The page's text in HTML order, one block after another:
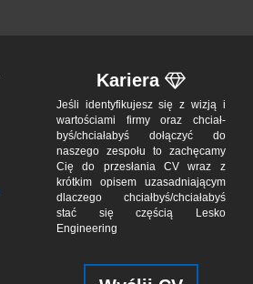
Kariera
Jeśli iden­tyfi­ku­jesz się z wizją i
war­to­ściami firmy oraz chciał­
byś/chciał­abyś dołą­czyć do
naszego zes­połu to zachę­camy
Cię do przes­łania CV wraz z
krótkim opisem uzasad­niającym
dla­czego chciał­byś/chciała­byś
stać się czę­ścią Lesko
Engineering